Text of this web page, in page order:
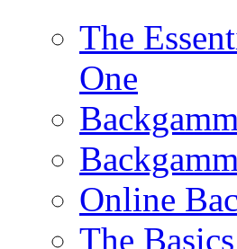
The
One
Online
The